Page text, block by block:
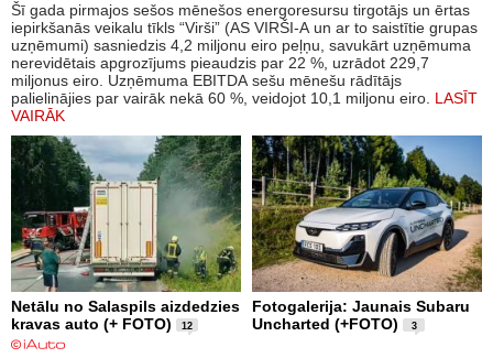
Šī gada pirmajos sešos mēnešos energoresursu tirgotājs un ērtas
iepirkšanās veikalu tīkls “Virši” (AS VIRŠI-A un ar to saistītie grupas
uzņēmumi) sasniedzis 4,2 miljonu eiro peļņu, savukārt uzņēmuma
nerevidētais apgrozījums pieaudzis par 22 %, uzrādot 229,7
miljonus eiro. Uzņēmuma EBITDA sešu mēnešu rādītājs
palielinājies par vairāk nekā 60 %, veidojot 10,1 miljonu eiro. LASĪT
VAIRĀK
Netālu no Salaspils aizdedzies
kravas auto (+ FOTO)
12
Fotogalerija: Jaunais Subaru
Uncharted (+FOTO)
3